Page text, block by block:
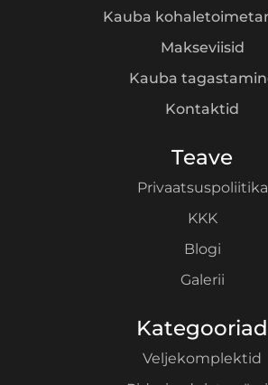
Kauba
Makseviisid
Kauba
Kontaktid
Teave
Privaatsuspoliitika
KKK
Blogi
Galerii
Kategooriad
Veljekomplektid